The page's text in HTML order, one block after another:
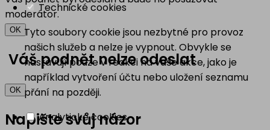
moderátor.
OK
Váš podnět nelze odeslat
OK
Napište svůj názor
Technické cookies
Tyto soubory cookie jsou nezbytné pro provoz
našich služeb a nelze je vypnout. Obvykle se
nastavují pouze v reakci na vaše akce, jako je
například vytvoření účtu nebo uložení seznamu
přání na později.
Analytické cookies